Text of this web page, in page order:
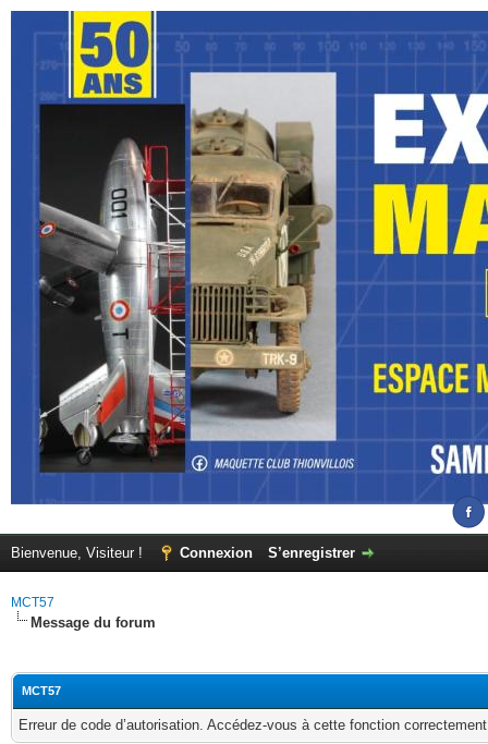
Bienvenue, Visiteur ! Connexion S’enregistrer
MCT57
Message du forum
MCT57
Erreur de code d’autorisation. Accédez-vous à cette fonction